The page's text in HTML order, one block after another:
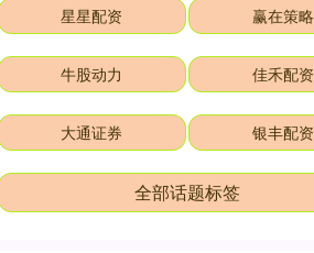
星星配资 赢在策略
牛股动力 佳禾配资
大通证券 银丰配资
全部话题标签